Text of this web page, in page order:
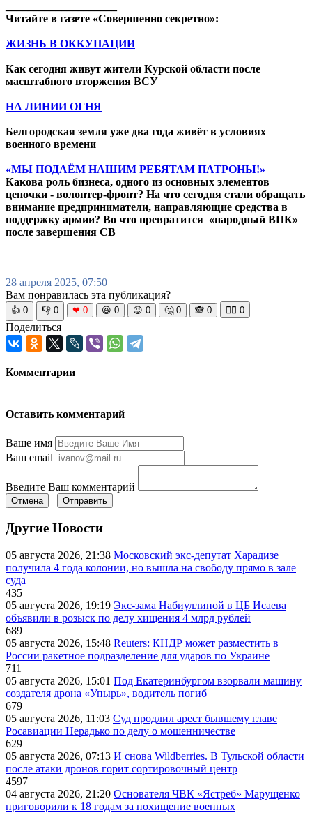
Читайте в газете «Совершенно секретно»:
ЖИЗНЬ В ОККУПАЦИИ
Как сегодня живут жители Курской области после
масштабного вторжения ВСУ
НА ЛИНИИ ОГНЯ
Белгородская земля уже два года живёт в условиях
военного времени
«МЫ ПОДАЁМ НАШИМ РЕБЯТАМ ПАТРОНЫ!»
Какова роль бизнеса, одного из основных элементов
цепочки - волонтер-фронт? На что сегодня стали обращать
внимание предприниматели, направляющие средства в
поддержку армии? Во что превратится «народный ВПК»
после завершения СВ
28 апреля 2025, 07:50
Вам понравилась эта публикация?
👍 0 👎 0 ❤ 0 😆 0 😡 0 🤔 0 🙈 0 🧘‍♀️ 0
Поделиться
Комментарии
Оставить комментарий
Ваше имя
Ваш email
Введите Ваш комментарий
Отмена Отправить
Другие Новости
05 августа 2026, 21:38 Московский экс-депутат Харадизе
получила 4 года колонии, но вышла на свободу прямо в зале
суда
435
05 августа 2026, 19:19 Экс-зама Набиуллиной в ЦБ Исаева
объявили в розыск по делу хищения 4 млрд рублей
689
05 августа 2026, 15:48 Reuters: КНДР может разместить в
России ракетное подразделение для ударов по Украине
711
05 августа 2026, 15:01 Под Екатеринбургом взорвали машину
создателя дрона «Упырь», водитель погиб
679
05 августа 2026, 11:03 Суд продлил арест бывшему главе
Росавиации Нерадько по делу о мошенничестве
629
05 августа 2026, 07:13 И снова Wildberries. В Тульской области
после атаки дронов горит сортировочный центр
4597
04 августа 2026, 21:20 Основателя ЧВК «Ястреб» Марущенко
приговорили к 18 годам за похищение военных